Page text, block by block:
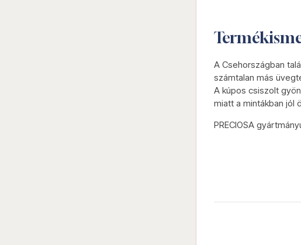
A Csehországban
számtalan más
A kúpos csiszolt
miatt a mintákban jól
PRECIOSA